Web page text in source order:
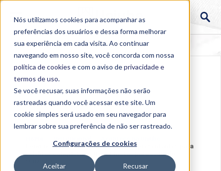
Nós utilizamos cookies para acompanhar as
preferências dos usuários e dessa forma melhorar
sua experiência em cada visita. Ao continuar
navegando em nosso site, você concorda com nossa
política de cookies e com o aviso deprivacidade e
termos de uso.
Se você recusar, suas informações não serão
rastreadas quando você acessar este site. Um
cookie simples será usado em seu navegador para
lembrar sobre sua preferência de não ser rastreado.
Configurações de cookies
Aceitar Recusar
Convenção dos polos Uniube reúne representantes para
celebrar conquistas e traçar metas para segundo